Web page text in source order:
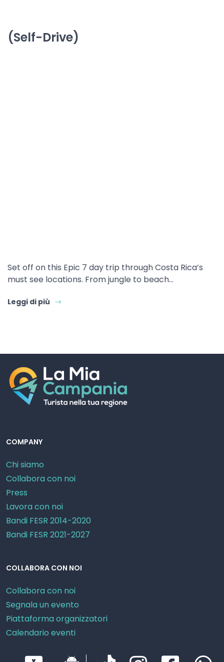
(Self-Drive)
Set off on this Epic 7 day trip through Costa Rica’s
must see locations. From jungle to beach…
Leggi di più
COMPANY
Chi siamo
Collabora con noi
Press
Lavora con noi
Bandi FESR 2014-2020
Bandi FESR 2021-2027
COLLABORA CON NOI
Collabora con noi
Segnala un evento
Piattaforma organizzatori
Calendario eventi